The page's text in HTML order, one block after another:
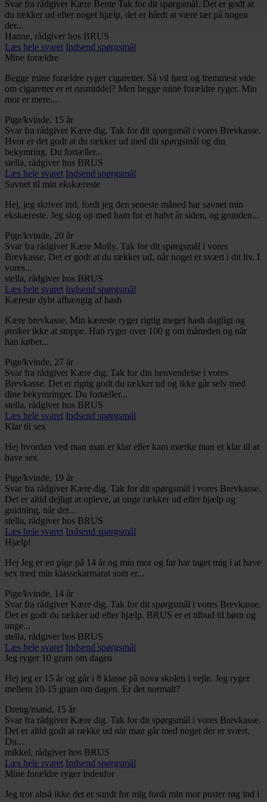
Svar fra rådgiver Kære Bente Tak for dit spørgsmål. Det er godt at
du rækker ud efter noget hjælp, det er hårdt at være tæt på nogen
der...
Hanne, rådgiver hos BRUS
Læs hele svaret Indsend spørgsmål
Mine forældre
Begge mine forældre ryger cigaretter. Så vil først og fremmest vide
om cigaretter er et rusmiddel? Men begge mine forældre ryger. Min
mor er mere...
Pige/kvinde, 15 år
Svar fra rådgiver Kære dig. Tak for dit spørgsmål i vores Brevkasse.
Hvor er det godt at du rækker ud med dit spørgsmål og din
bekymring. Du fortæller...
stella, rådgiver hos BRUS
Læs hele svaret Indsend spørgsmål
Savnet til min ekskæreste
Hej, jeg skriver ind, fordi jeg den seneste måned har savnet min
ekskæreste. Jeg slog op med ham for et halvt år siden, og grunden...
Pige/kvinde, 20 år
Svar fra rådgiver Kære Molly. Tak for dit spørgsmål i vores
Brevkasse. Det er godt at du rækker ud, når noget er svært i dit liv. I
vores...
stella, rådgiver hos BRUS
Læs hele svaret Indsend spørgsmål
Kæreste dybt afhængig af hash
Kære brevkasse. Min kæreste ryger rigtig meget hash dagligt og
ønsker ikke at stoppe. Han ryger over 100 g om måneden og når
han køber...
Pige/kvinde, 27 år
Svar fra rådgiver Kære dig. Tak for din henvendelse i vores
Brevkasse. Det er rigtig godt du rækker ud og ikke går selv med
dine bekymringer. Du fortæller...
stella, rådgiver hos BRUS
Læs hele svaret Indsend spørgsmål
Klar til sex
Hej hvordan ved man man er klar eller kam mærke man er klar til at
have sex
Pige/kvinde, 19 år
Svar fra rådgiver Kære dig. Tak for dit spørgsmål i vores Brevkasse.
Det er altid dejligt at opleve, at unge rækker ud efter hjælp og
guidning, når der...
stella, rådgiver hos BRUS
Læs hele svaret Indsend spørgsmål
Hjælp!
Hej Jeg er en pige på 14 år og min mor og far har taget mig i at have
sex med min klassekarmarat som er...
Pige/kvinde, 14 år
Svar fra rådgiver Kære dig. Tak for dit spørgsmål i vores Brevkasse.
Det er godt du rækker ud efter hjælp. BRUS er et tilbud til børn og
unge...
stella, rådgiver hos BRUS
Læs hele svaret Indsend spørgsmål
Jeg ryger 10 gram om dagen
Hej jeg er 15 år og går i 8 klasse på nova skolen i vejle. Jeg ryger
mellem 10-15 gram om dagen. Er det normalt?
Dreng/mand, 15 år
Svar fra rådgiver Kære dig. Tak for dit spørgsmål i vores Brevkasse.
Det er altid godt at række ud når man går med noget der er svært.
Du...
mikkel, rådgiver hos BRUS
Læs hele svaret Indsend spørgsmål
Mine forældre ryger indenfor
Jeg tror altså ikke det er sundt for mig fordi min mor puster røg ind i